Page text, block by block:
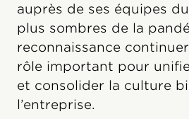
auprès de ses équipes
plus sombres de la
reconnaissance
rôle important pour
et consolider la culture
l’entreprise.